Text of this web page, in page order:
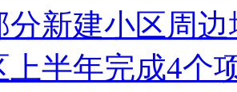
分新建小区周
上半年完成4个